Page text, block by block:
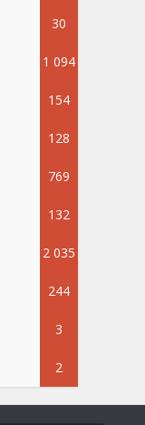
30
1 094
154
128
769
132
2 035
244
3
2